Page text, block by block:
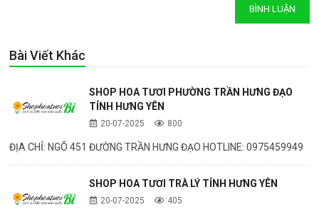
Bài Viết Khác
SHOP HOA TƯƠI PHƯỜNG TRẦN HƯNG ĐẠO
TỈNH HƯNG YÊN
20-07-2025 800
ĐỊA CHỈ: NGÕ 451 ĐƯỜNG TRẦN HƯNG ĐẠO HOTLINE: 0975459949
SHOP HOA TƯƠI TRÀ LÝ TỈNH HƯNG YÊN
20-07-2025 405